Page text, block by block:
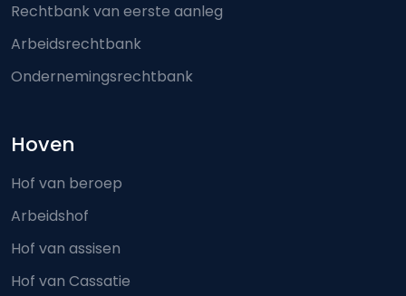
Rechtbank van eerste aanleg
Arbeidsrechtbank
Ondernemingsrechtbank
Hoven
Hof van beroep
Arbeidshof
Hof van assisen
Hof van Cassatie